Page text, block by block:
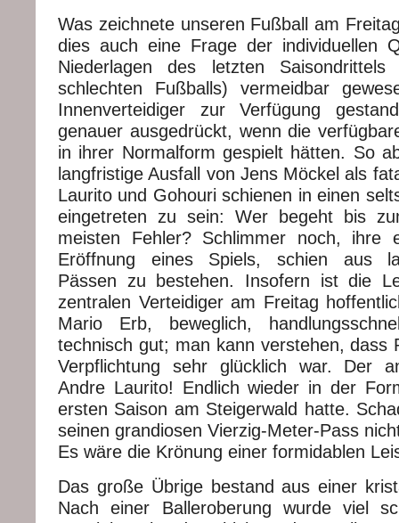
Was zeichnete unseren Fußball am
dies auch eine Frage der individuellen
Niederlagen des letzten
schlechten Fußballs) vermeidbar
Innenverteidiger zur Verfügung
genauer ausgedrückt, wenn die
in ihrer Normalform gespielt hätten. So
langfristige Ausfall von Jens Möckel als
Laurito und Gohouri schienen in einen
eingetreten zu sein: Wer begeht bis
meisten Fehler? Schlimmer noch, ihre
Eröffnung eines Spiels, schien aus
Pässen zu bestehen. Insofern ist die
zentralen Verteidiger am Freitag
Mario Erb, beweglich,
technisch gut; man kann verstehen, dass
Verpflichtung sehr glücklich war. Der
Andre Laurito! Endlich wieder in der
ersten Saison am Steigerwald hatte.
seinen grandiosen Vierzig-Meter-Pass
Es wäre die Krönung einer formidablen
Das große Übrige bestand aus einer
Nach einer Balleroberung wurde viel